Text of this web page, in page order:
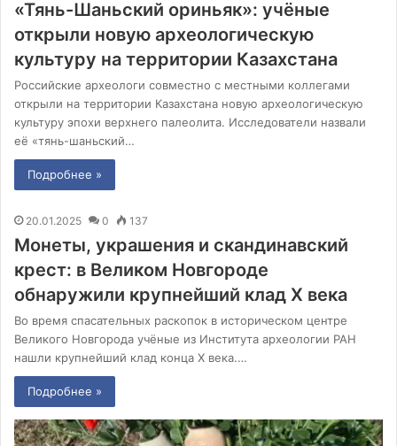
«Тянь-Шаньский ориньяк»: учёные
открыли новую археологическую
культуру на территории Казахстана
Российские археологи совместно с местными коллегами
открыли на территории Казахстана новую археологическую
культуру эпохи верхнего палеолита. Исследователи назвали
её «тянь-шаньский…
Подробнее »
20.01.2025 0 137
Монеты, украшения и скандинавский
крест: в Великом Новгороде
обнаружили крупнейший клад X века
Во время спасательных раскопок в историческом центре
Великого Новгорода учёные из Института археологии РАН
нашли крупнейший клад конца X века.…
Подробнее »